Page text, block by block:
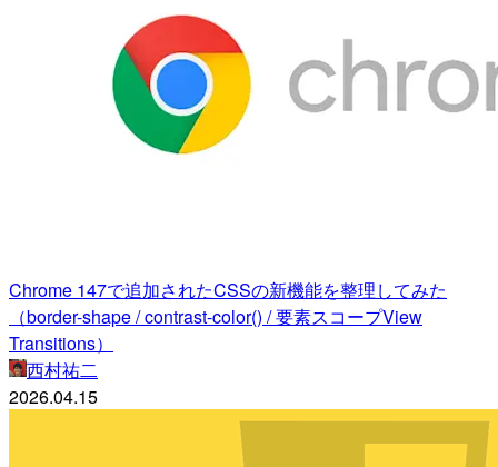
Chrome 147で追加されたCSSの新機能を整理してみた
（border-shape / contrast-color() / 要素スコープView
Transitions）
西村祐二
2026.04.15